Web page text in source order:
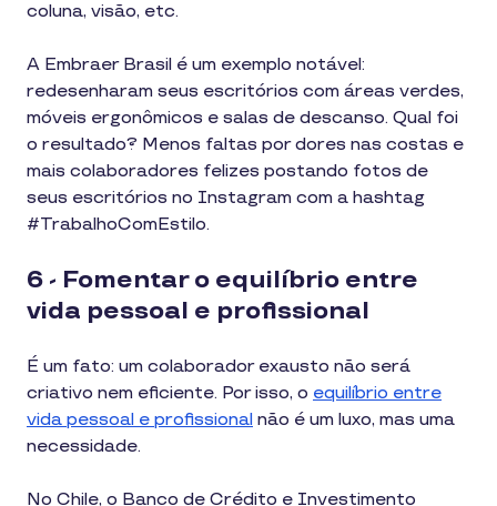
coluna, visão, etc.
A Embraer Brasil é um exemplo notável:
redesenharam seus escritórios com áreas verdes,
móveis ergonômicos e salas de descanso. Qual foi
o resultado? Menos faltas por dores nas costas e
mais colaboradores felizes postando fotos de
seus escritórios no Instagram com a hashtag
#TrabalhoComEstilo.
6 - Fomentar o equilíbrio entre
vida pessoal e profissional
É um fato: um colaborador exausto não será
criativo nem eficiente. Por isso, o equilíbrio entre
vida pessoal e profissional não é um luxo, mas uma
necessidade.
No Chile, o Banco de Crédito e Investimento